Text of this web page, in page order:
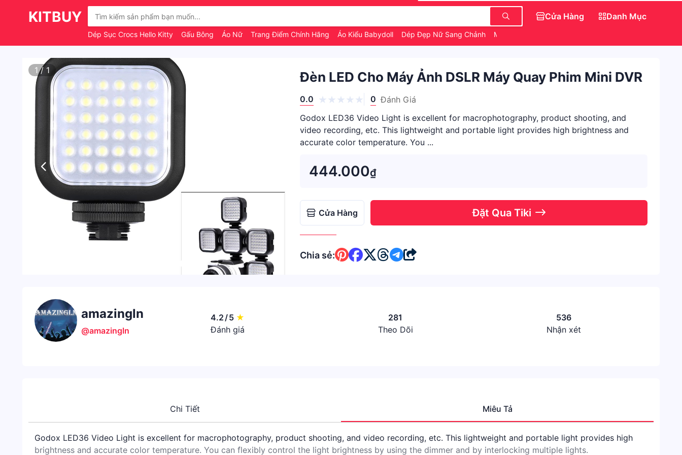
KITBUY
Dép Sục Crocs Hello Kitty Gấu Bông Áo Nữ Trang Điểm Chính Hãng Áo Kiểu Babydoll Dép Đẹp Nữ Sang Chảnh Món Ăn Vặt
Cửa Hàng Danh Mục
1 / 1 Đèn LED Cho Máy Ảnh DSLR Máy Quay Phim Mini DVR
0.0 0 Đánh Giá
Godox LED36 Video Light is excellent for macrophotography, product shooting, and
video recording, etc. This lightweight and portable light provides high brightness and
accurate color temperature. You ...
444.000₫
Cửa Hàng Đặt Qua Tiki
Chia sẻ:
amazingln
@amazingln
4.2/5 ★
Đánh giá
281
Theo Dõi
536
Nhận xét
Chi Tiết Miêu Tả
Godox LED36 Video Light is excellent for macrophotography, product shooting, and video recording, etc. This lightweight and portable light provides high
brightness and accurate color temperature. You can flexibly control the light brightness by using the dimmer and by interlocking multiple lights.